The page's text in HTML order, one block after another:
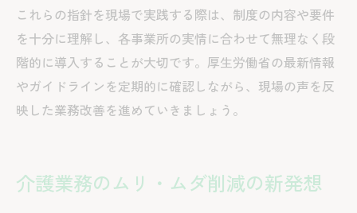
これらの指針を現場で実践する際は、制度の内容や要件
を十分に理解し、各事業所の実情に合わせて無理なく段
階的に導入することが大切です。厚生労働省の最新情報
やガイドラインを定期的に確認しながら、現場の声を反
映した業務改善を進めていきましょう。
介護業務のムリ・ムダ削減の新発想